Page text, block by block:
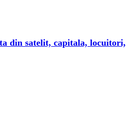
din satelit, capitala, locuitori,